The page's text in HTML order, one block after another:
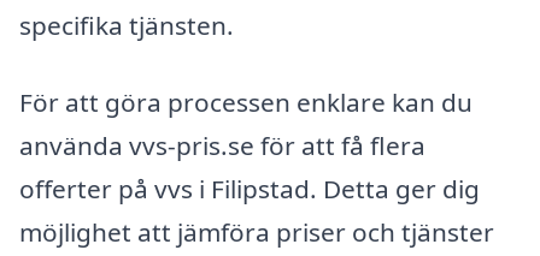
specifika tjänsten.
För att göra processen enklare kan du
använda vvs-pris.se för att få flera
offerter på vvs i Filipstad. Detta ger dig
möjlighet att jämföra priser och tjänster